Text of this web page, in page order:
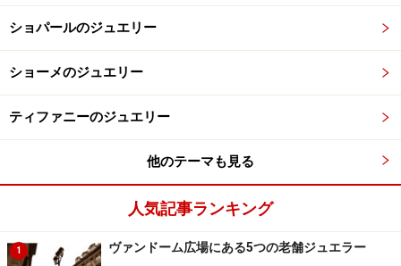
ショパールのジュエリー
ショーメのジュエリー
ティファニーのジュエリー
他のテーマも見る
人気記事ランキング
1 ヴァンドーム広場にある5つの老舗ジュエラー